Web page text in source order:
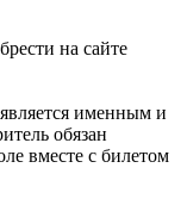
на сайте
именным и
обязан
вместе с билетом